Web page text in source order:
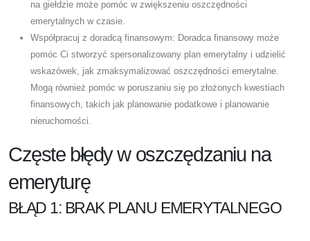
na giełdzie może pomóc w zwiększeniu oszczędności
emerytalnych w czasie.
Współpracuj z doradcą finansowym: Doradca finansowy może
pomóc Ci stworzyć spersonalizowany plan emerytalny i udzielić
wskazówek, jak zmaksymalizować oszczędności emerytalne.
Mogą również pomóc w poruszaniu się po złożonych kwestiach
finansowych, takich jak planowanie podatkowe i planowanie
nieruchomości.
Częste błędy w oszczędzaniu na
emeryturę
BŁĄD 1: BRAK PLANU EMERYTALNEGO